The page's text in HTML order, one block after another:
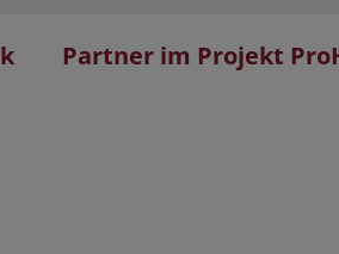
Partner im Projekt